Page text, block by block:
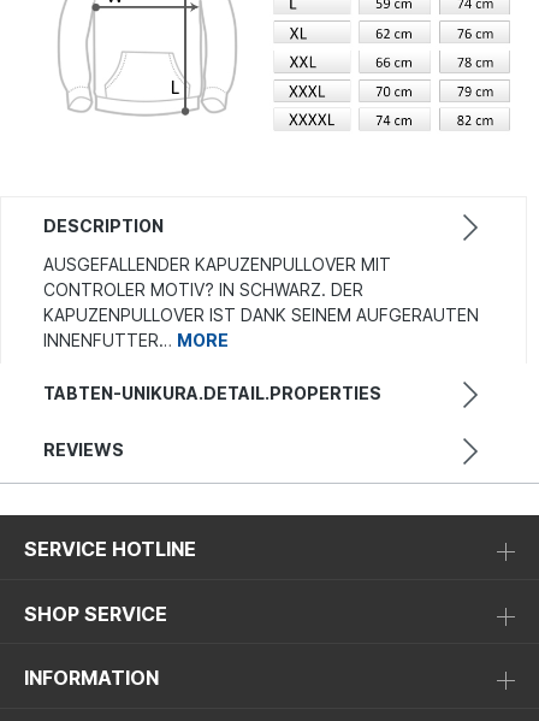
DESCRIPTION
AUSGEFALLENDER KAPUZENPULLOVER MIT
CONTROLER MOTIV? IN SCHWARZ. DER
KAPUZENPULLOVER IST DANK SEINEM AUFGERAUTEN
INNENFUTTER… MORE
TABTEN-UNIKURA.DETAIL.PROPERTIES
REVIEWS
SERVICE HOTLINE
SHOP SERVICE
INFORMATION